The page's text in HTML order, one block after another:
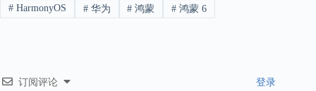
#HarmonyOS #华为 # 鸿蒙 # 鸿蒙 6
订阅评论 登录